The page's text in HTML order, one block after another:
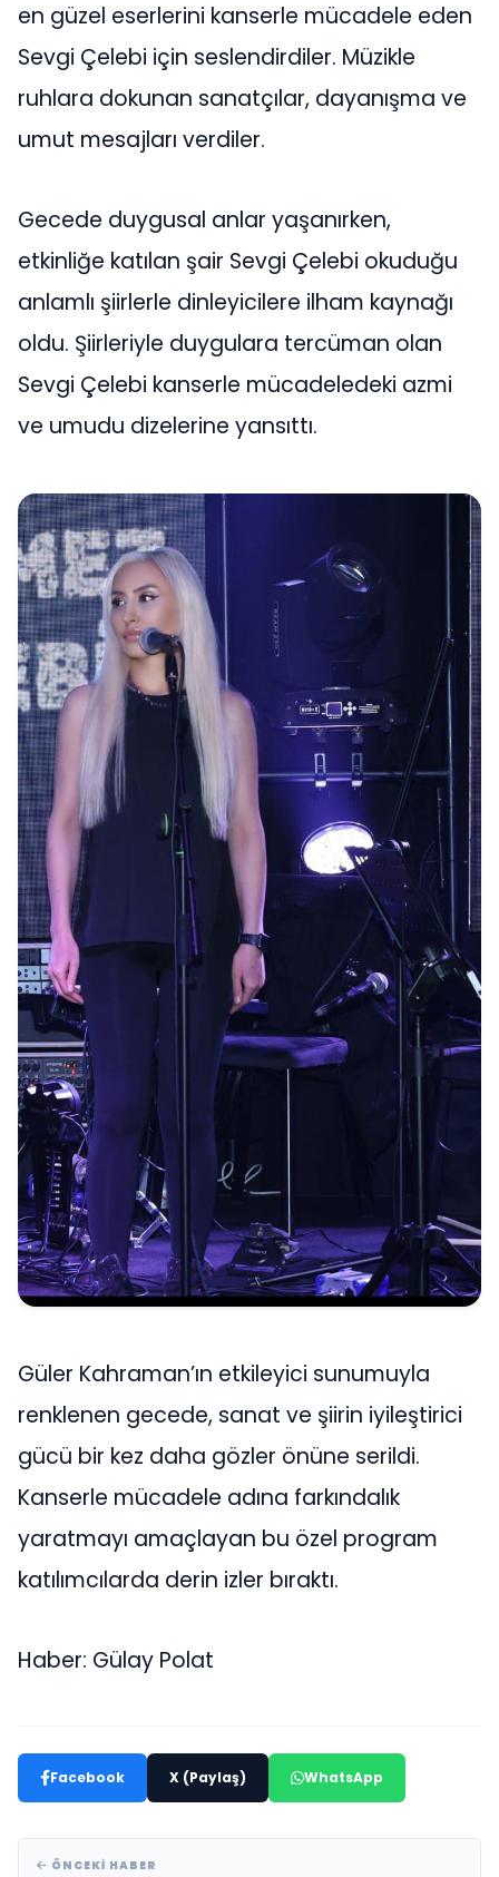
en güzel eserlerini kanserle mücadele eden
Sevgi Çelebi için seslendirdiler. Müzikle
ruhlara dokunan sanatçılar, dayanışma ve
umut mesajları verdiler.
Gecede duygusal anlar yaşanırken,
etkinliğe katılan şair Sevgi Çelebi okuduğu
anlamlı şiirlerle dinleyicilere ilham kaynağı
oldu. Şiirleriyle duygulara tercüman olan
Sevgi Çelebi kanserle mücadeledeki azmi
ve umudu dizelerine yansıttı.
Güler Kahraman’ın etkileyici sunumuyla
renklenen gecede, sanat ve şiirin iyileştirici
gücü bir kez daha gözler önüne serildi.
Kanserle mücadele adına farkındalık
yaratmayı amaçlayan bu özel program
katılımcılarda derin izler bıraktı.
Haber: Gülay Polat
Facebook X (Paylaş) WhatsApp
ÖNCEKI HABER